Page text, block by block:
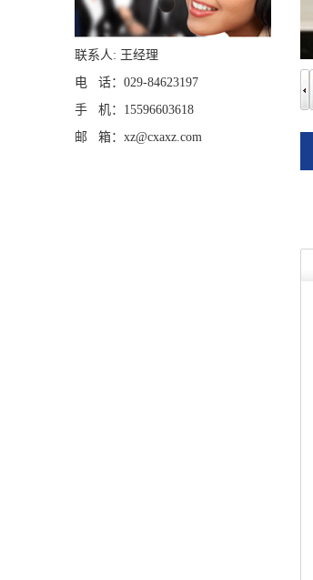
联系人: 王经理
电 话：029-84623197
手 机：15596603618
邮 箱：xz@cxaxz.com